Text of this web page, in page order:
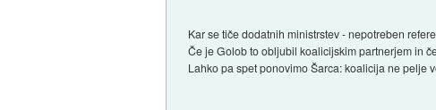
Kar se tiče dodatnih ministrstev - nepotreben
Če je Golob to obljubil koalicijskim partnerjem in
Lahko pa spet ponovimo Šarca: koalicija ne pelje